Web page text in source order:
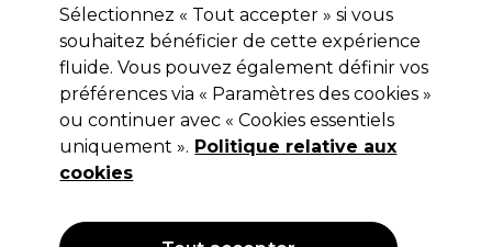
Olivia Garden
Olivia Garden Expert Blowout Grip
Wavy Bristles 55mm
(1)
21,06 €Hors TVA
Sélectionnez « Tout accepter » si vous
souhaitez bénéficier de cette expérience
fluide. Vous pouvez également définir vos
préférences via « Paramètres des cookies »
ou continuer avec « Cookies essentiels
uniquement ». Politique relative aux
cookies